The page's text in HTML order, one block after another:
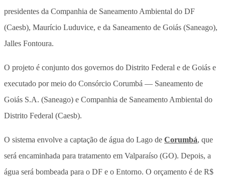
presidentes da Companhia de Saneamento Ambiental do DF
(Caesb), Maurício Luduvice, e da Saneamento de Goiás (Saneago),
Jalles Fontoura.
O projeto é conjunto dos governos do Distrito Federal e de Goiás e
executado por meio do Consórcio Corumbá — Saneamento de
Goiás S.A. (Saneago) e Companhia de Saneamento Ambiental do
Distrito Federal (Caesb).
O sistema envolve a captação de água do Lago de Corumbá, que
será encaminhada para tratamento em Valparaíso (GO). Depois, a
água será bombeada para o DF e o Entorno. O orçamento é de R$